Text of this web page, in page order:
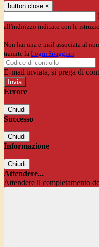
button close ×
all'indirizzo indicato con le
Non hai una e-mail associata al
tramite la Login Spaggiari
E-mail inviata, si prega di
Errore
Chiudi
Successo
Chiudi
Informazione
Chiudi
Attendere...
Attendere il completamento